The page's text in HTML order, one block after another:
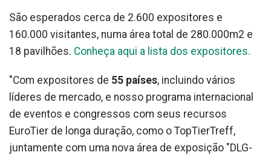
São esperados cerca de 2.600 expositores e
160.000 visitantes, numa área total de 280.000m2 e
18 pavilhões. Conheça aqui a lista dos expositores.
"Com expositores de 55 países, incluindo vários
líderes de mercado, e nosso programa internacional
de eventos e congressos com seus recursos
EuroTier de longa duração, como o TopTierTreff,
juntamente com uma nova área de exposição "DLG-